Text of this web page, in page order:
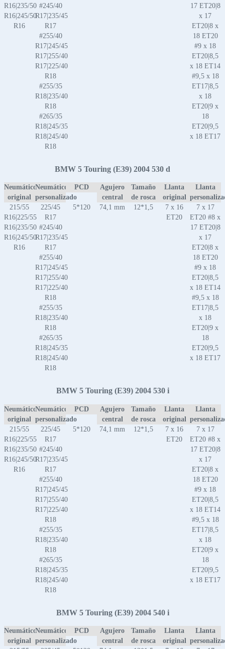
R16|235/50
R16|245/50
R16
#245/40
R17|235/45
R17
#255/40
R17|245/45
R17|255/40
R17|225/40
R18
#255/35
R18|235/40
R18
#265/35
R18|245/35
R18|245/40
R18
17 ET20|8
x 17
ET20|8 x
18 ET20
#9 x 18
ET20|8,5
x 18 ET14
#9,5 x 18
ET17|8,5
x 18
ET20|9 x
18
ET20|9,5
x 18 ET17
BMW 5 Touring (E39) 2004 530 d
Neumático
original
Neumático
personalizado
PCD
Agujero
central
Tamaño
de rosca
Llanta
original
Llanta
215/55
R16|225/55
R16|235/50
R16|245/50
R16
225/45
R17
#245/40
R17|235/45
R17
#255/40
R17|245/45
R17|255/40
R17|225/40
R18
#255/35
R18|235/40
R18
#265/35
R18|245/35
R18|245/40
R18
5*120 74,1 mm 12*1,5
7 x 16
ET20
7 x 17
ET20 #8 x
17 ET20|8
x 17
ET20|8 x
18 ET20
#9 x 18
ET20|8,5
x 18 ET14
#9,5 x 18
ET17|8,5
x 18
ET20|9 x
18
ET20|9,5
x 18 ET17
BMW 5 Touring (E39) 2004 530 i
Neumático
original
Neumático
personalizado
PCD
Agujero
central
Tamaño
de rosca
Llanta
original
Llanta
215/55
R16|225/55
R16|235/50
R16|245/50
R16
225/45
R17
#245/40
R17|235/45
R17
#255/40
R17|245/45
R17|255/40
R17|225/40
R18
#255/35
R18|235/40
R18
#265/35
R18|245/35
R18|245/40
R18
5*120 74,1 mm 12*1,5
7 x 16
ET20
7 x 17
ET20 #8 x
17 ET20|8
x 17
ET20|8 x
18 ET20
#9 x 18
ET20|8,5
x 18 ET14
#9,5 x 18
ET17|8,5
x 18
ET20|9 x
18
ET20|9,5
x 18 ET17
BMW 5 Touring (E39) 2004 540 i
Neumático
original
Neumático
personalizado
PCD
Agujero
central
Tamaño
de rosca
Llanta
original
Llanta